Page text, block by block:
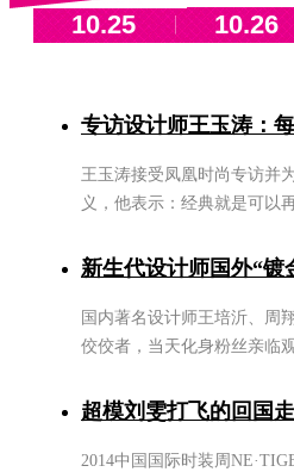
10.25 10.26
专访设计师王玉涛：
王玉涛接受凤凰时尚专访并
义，他表示：经典就是可以
新生代设计师国外“镀
国内著名设计师王培沂、周
佼佼者，当天化身粉丝亲临
超模刘雯打飞的回国
2014中国国际时装周